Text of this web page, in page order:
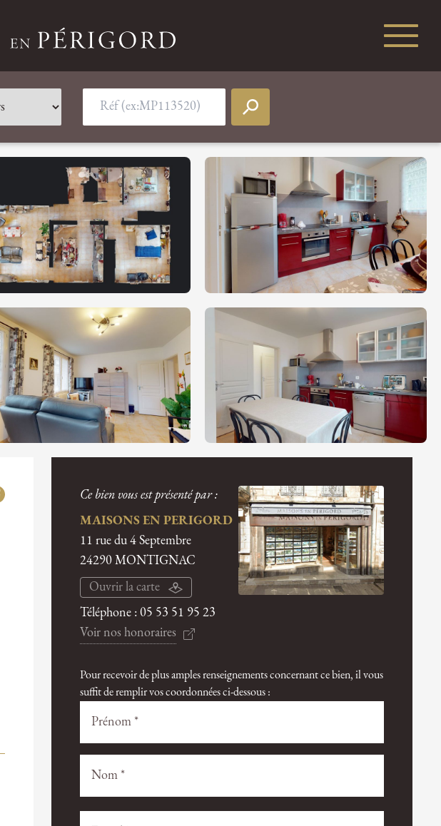
Ce bien vous est présenté par :
MAISONS EN PERIGORD
11 rue du 4 Septembre
24290 MONTIGNAC
Ouvrir la carte
Téléphone :05 53 51 95 23
Voir nos honoraires
Pour recevoir de plus amples renseignements concernant ce bien, il vous
suffit de remplir vos coordonnées ci-dessous :